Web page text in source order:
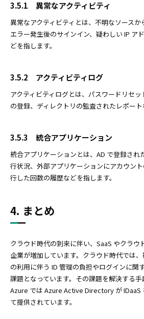
3.5.1 異常なアクティビティ
異常なアクティビティとは、不明なソース
エラー発生後のサインイン、疑わしい IP ア
どを指します。
3.5.2 アクティビティログ
アクティビティログとは、パスワードリセ
の登録、ディレクトリの監査されたレポート
3.5.3 統合アプリケーション
統合アプリケーションとは、AD で登録され
行状況、外部アプリケーションにアカウン
行した回数の履歴などを指します。
4. まとめ
クラウド時代の到来に伴い、SaaS やクラウ
企業が増加しています。クラウド時代では
の利用に伴う ID 管理の負担やログインに関
課題となっています。その課題を解決する手
Azure では Azure Active Directory が IDaaS
て提供されています。